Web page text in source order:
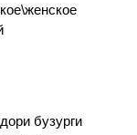
бузурги